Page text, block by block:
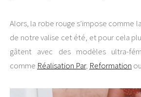
Alors, la robe rouge s’impose comme
de notre valise cet été, et pour cela
gâtent avec des modèles ultra-
comme Réalisation Par, Reformation